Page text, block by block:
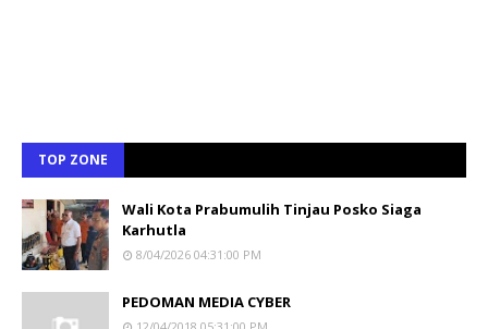
TOP ZONE
Wali Kota Prabumulih Tinjau Posko Siaga
Karhutla
8/04/2026 04:31:00 PM
PEDOMAN MEDIA CYBER